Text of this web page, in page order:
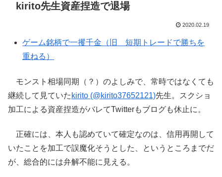
kirito先生資産捏造で退場
2020.02.19
ゲーム銘柄で一攫千金（旧 短期トレードで勝ちを
重ねる）
モンスト相場同期（？）のよしみで、常時ではなくても
継続して見ていた kirito (@kirito37652121)先生。スクショ
加工による資産捏造がバレてTwitterもブログも休止に。
正確には、本人も認めていて確定なのは、信用再開して
いたことを加工で誤魔化そうとした、というところまでだ
が、総合的には弁解不能に見える。